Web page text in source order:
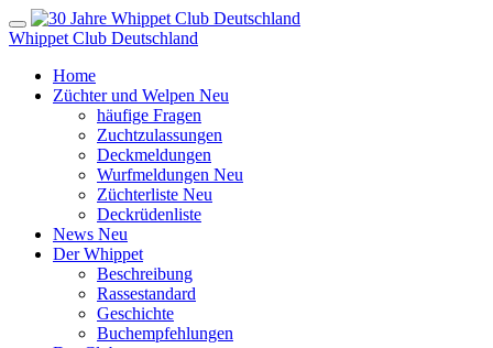
Whippet Club Deutschland
Home
Züchter und Welpen Neu
häufige Fragen
Zuchtzulassungen
Deckmeldungen
Wurfmeldungen Neu
Züchterliste Neu
Deckrüdenliste
News Neu
Der Whippet
Beschreibung
Rassestandard
Geschichte
Buchempfehlungen